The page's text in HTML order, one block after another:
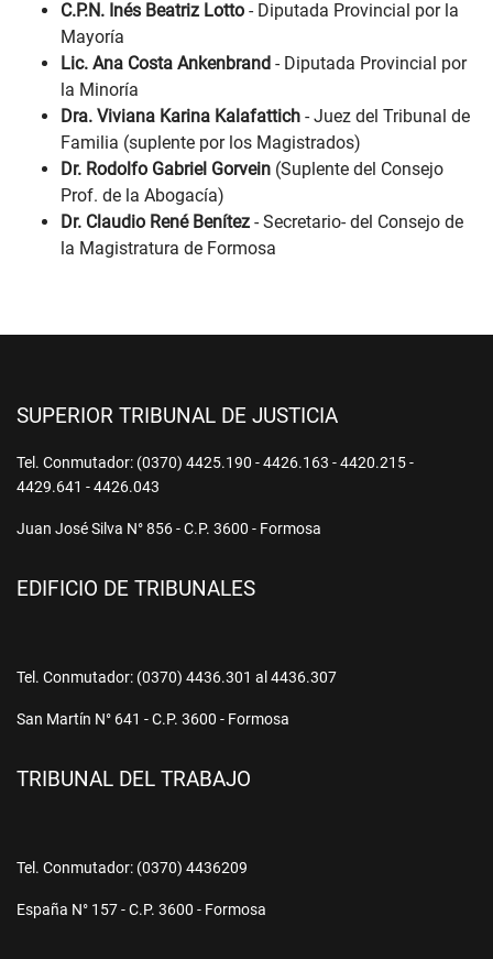
C.P.N. Inés Beatriz Lotto - Diputada Provincial por la
Mayoría
Lic. Ana Costa Ankenbrand - Diputada Provincial por
la Minoría
Dra. Viviana Karina Kalafattich - Juez del Tribunal de
Familia (suplente por los Magistrados)
Dr. Rodolfo Gabriel Gorvein (Suplente del Consejo
Prof. de la Abogacía)
Dr. Claudio René Benítez - Secretario- del Consejo de
la Magistratura de Formosa
SUPERIOR TRIBUNAL DE JUSTICIA
Tel. Conmutador: (0370) 4425.190 - 4426.163 - 4420.215 -
4429.641 - 4426.043
Juan José Silva N° 856 - C.P. 3600 - Formosa
EDIFICIO DE TRIBUNALES
Tel. Conmutador: (0370) 4436.301 al 4436.307
San Martín N° 641 - C.P. 3600 - Formosa
TRIBUNAL DEL TRABAJO
Tel. Conmutador: (0370) 4436209
España N° 157 - C.P. 3600 - Formosa